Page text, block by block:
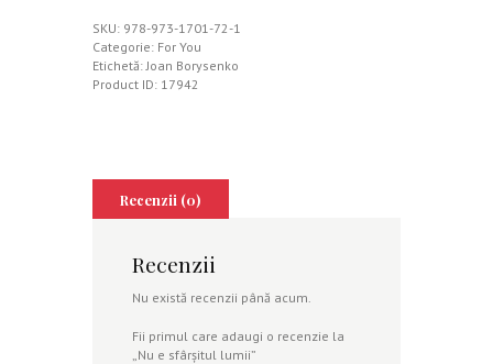
SKU: 978-973-1701-72-1
Categorie: For You
Etichetă:Joan Borysenko
Product ID: 17942
Recenzii (0)
Recenzii
Nu există recenzii până acum.
Fii primul care adaugi o recenzie la
„Nu e sfârşitul lumii”